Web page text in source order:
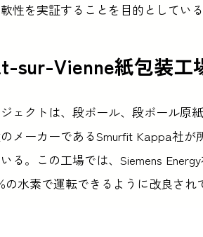
性を実証することを目的としてい
sur-Vienne紙包装工
ェクトは、段ボール、段ボール原
メーカーであるSmurfit Kappa社
る。この工場では、Siemens
の水素で運転できるように改良され